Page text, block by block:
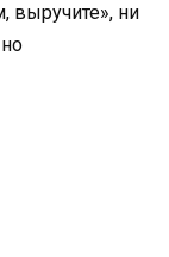
выручите», ни